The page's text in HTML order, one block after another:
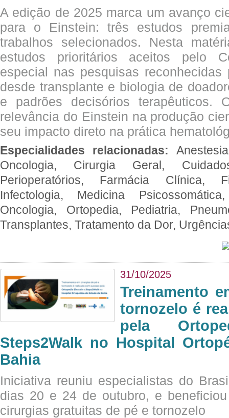
A edição de 2025 marca um avanço
para o Einstein: três estudos
trabalhos selecionados. Nesta
estudos prioritários aceitos pelo
especial nas pesquisas
desde transplante e biologia de
e padrões decisórios terapêuticos.
relevância do Einstein na produção
seu impacto direto na prática
Especialidades relacionadas:
Oncologia, Cirurgia Geral,
Perioperatórios, Farmácia Clínica,
Infectologia, Medicina
Oncologia, Ortopedia, Pediatria,
Transplantes, Tratamento da Dor,
31/10/2025
Treinamento
tornozelo é
pela
Steps2Walk no Hospital
Bahia
Iniciativa reuniu especialistas do
dias 20 e 24 de outubro, e
cirurgias gratuitas de pé e tornozelo